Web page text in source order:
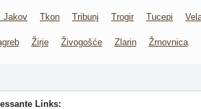
Jakov Tkon Tribunj Trogir Tucepi
Žirje Živogošće Zlarin Žrnovnica
Links: